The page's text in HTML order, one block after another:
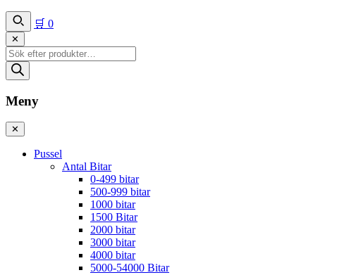
🛒 0
✕
Produktsökning
Meny
✕
Pussel
Antal Bitar
0-499 bitar
500-999 bitar
1000 bitar
1500 Bitar
2000 bitar
3000 bitar
4000 bitar
5000-54000 Bitar